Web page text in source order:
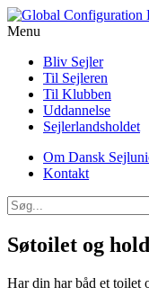
Menu
Bliv Sejler
Til Sejleren
Til Klubben
Uddannelse
Sejlerlandsholdet
Om Dansk
Kontakt
Søtoilet og
Har din har båd et toilet